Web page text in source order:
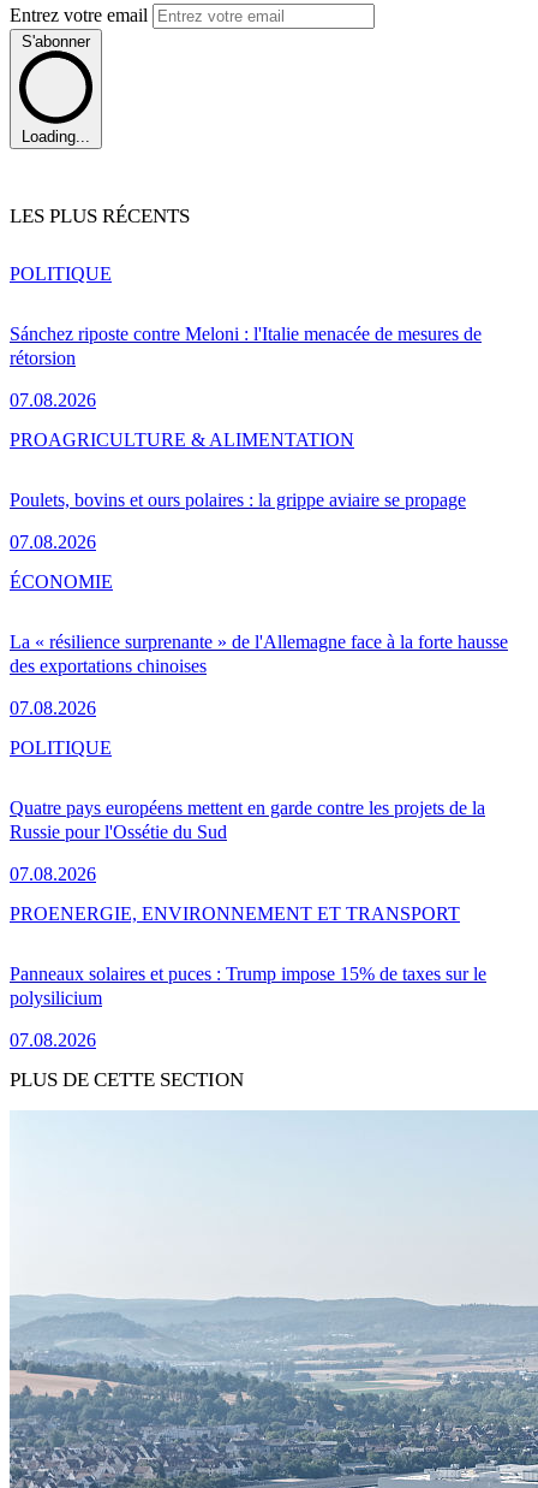
Entrez votre email
S'abonner
Loading...
LES PLUS RÉCENTS
Sánchez riposte contre Meloni : l'Italie menacée de mesures de
rétorsion
07.08.2026
POLITIQUE
Poulets, bovins et ours polaires : la grippe aviaire se propage
07.08.2026
PROAGRICULTURE & ALIMENTATION
La « résilience surprenante » de l'Allemagne face à la forte hausse
des exportations chinoises
07.08.2026
ÉCONOMIE
Quatre pays européens mettent en garde contre les projets de la
Russie pour l'Ossétie du Sud
07.08.2026
POLITIQUE
Panneaux solaires et puces : Trump impose 15% de taxes sur le
polysilicium
07.08.2026
PROENERGIE, ENVIRONNEMENT ET TRANSPORT
PLUS DE CETTE SECTION